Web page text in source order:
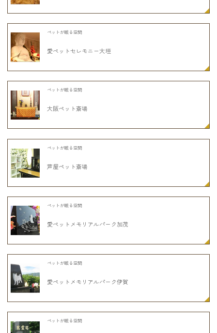
ペットが眠る空間
愛ペットセレモニー大垣
ペットが眠る空間
大阪ペット斎場
ペットが眠る空間
芦屋ペット斎場
ペットが眠る空間
愛ペットメモリアルパーク加茂
ペットが眠る空間
愛ペットメモリアルパーク伊賀
ペットが眠る空間